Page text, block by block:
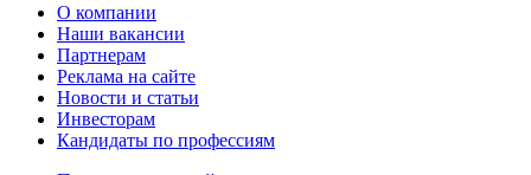
О компании
Наши вакансии
Партнерам
Реклама на сайте
Новости и статьи
Инвесторам
Кандидаты по профессиям